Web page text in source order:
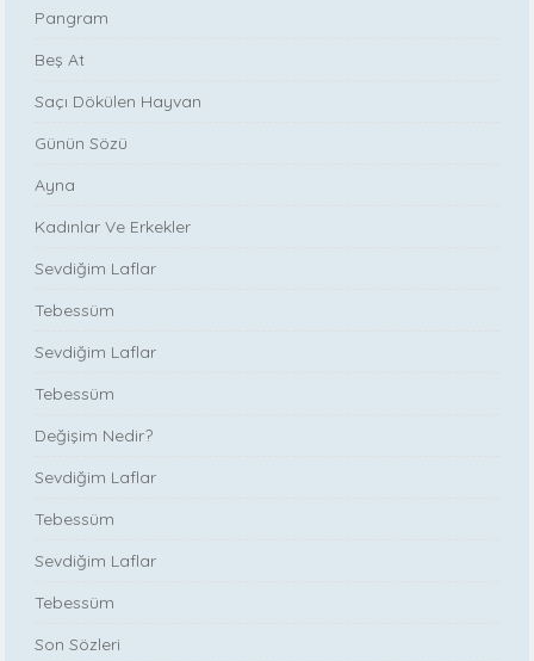
Pangram
Beş At
Saçı Dökülen Hayvan
Günün Sözü
Ayna
Kadınlar Ve Erkekler
Sevdiğim Laflar
Tebessüm
Sevdiğim Laflar
Tebessüm
Değişim Nedir?
Sevdiğim Laflar
Tebessüm
Sevdiğim Laflar
Tebessüm
Son Sözleri